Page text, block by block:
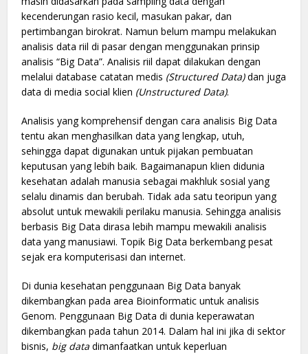
kecenderungan rasio kecil, masukan pakar, dan
pertimbangan birokrat. Namun belum mampu melakukan
analisis data riil di pasar dengan menggunakan prinsip
analisis “Big Data”. Analisis riil dapat dilakukan dengan
melalui database catatan medis (Structured Data)dan juga
data di media social klien (Unstructured Data).
Analisis yang komprehensif dengan cara analisis Big Data
tentu akan menghasilkan data yang lengkap, utuh,
sehingga dapat digunakan untuk pijakan pembuatan
keputusan yang lebih baik. Bagaimanapun klien didunia
kesehatan adalah manusia sebagai makhluk sosial yang
selalu dinamis dan berubah. Tidak ada satu teoripun yang
absolut untuk mewakili perilaku manusia. Sehingga analisis
berbasis Big Data dirasa lebih mampu mewakili analisis
data yang manusiawi. Topik Big Data berkembang pesat
sejak era komputerisasi dan internet.
Di dunia kesehatan penggunaan Big Data banyak
dikembangkan pada area Bioinformatic untuk analisis
Genom. Penggunaan Big Data di dunia keperawatan
dikembangkan pada tahun 2014. Dalam hal ini jika di sektor
bisnis, big data dimanfaatkan untuk keperluan